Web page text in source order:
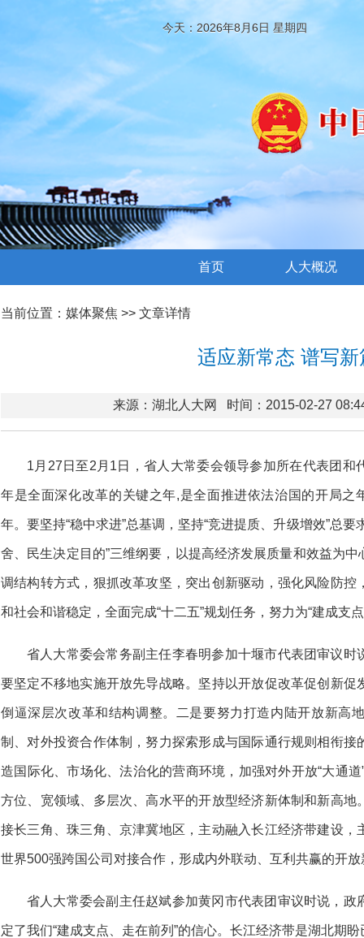
今天：2026年8月6日 星期四
首页 人大概况
当前位置： 媒体聚焦 >> 文章详情
适应新常态 谱写新
来源：湖北人大网 时间：2015-02-27
1月27日至2月1日，省人大常委会领导参加所在代表团和
年是全面深化改革的关键之年,是全面推进依法治国的开局之
年。要坚持“稳中求进”总基调，坚持“竞进提质、升级增效”总
舍、民生决定目的”三维纲要，以提高经济发展质量和效益为
调结构转方式，狠抓改革攻坚，突出创新驱动，强化风险防
和社会和谐稳定，全面完成“十二五”规划任务，努力为“建成支
省人大常委会常务副主任李春明参加十堰市代表团审议
要坚定不移地实施开放先导战略。坚持以开放促改革促创新
倒逼深层次改革和结构调整。二是要努力打造内陆开放新高
制、对外投资合作体制，努力探索形成与国际通行规则相衔
造国际化、市场化、法治化的营商环境，加强对外开放“大通道
方位、宽领域、多层次、高水平的开放型经济新体制和新高
接长三角、珠三角、京津冀地区，主动融入长江经济带建设
世界500强跨国公司对接合作，形成内外联动、互利共赢的开放
省人大常委会副主任赵斌参加黄冈市代表团审议时说，
定了我们“建成支点、走在前列”的信心。长江经济带是湖北期